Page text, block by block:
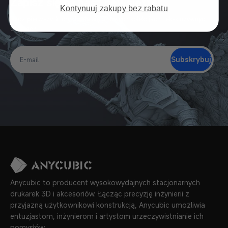
ofertach
E-
mail
Subskrybuj
Anycubic to producent wysokowydajnych stacjonarnych
drukarek 3D i akcesoriów. Łącząc precyzję inżynierii z
przyjazną użytkownikowi konstrukcją, Anycubic umożliwia
entuzjastom, inżynierom i artystom urzeczywistnianie ich
Kontynuuj zakupy bez rabatu